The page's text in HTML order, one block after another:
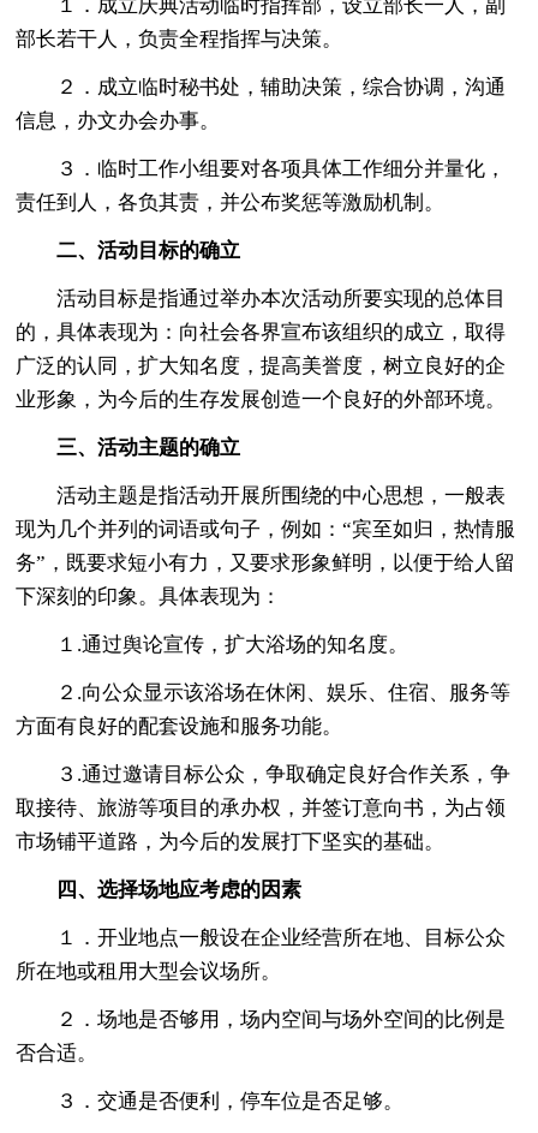
１．成立庆典活动临时指挥部，设立部长一人，副
部长若干人，负责全程指挥与决策。
２．成立临时秘书处，辅助决策，综合协调，沟通
信息，办文办会办事。
３．临时工作小组要对各项具体工作细分并量化，
责任到人，各负其责，并公布奖惩等激励机制。
二、活动目标的确立
活动目标是指通过举办本次活动所要实现的总体目
的，具体表现为：向社会各界宣布该组织的成立，取得
广泛的认同，扩大知名度，提高美誉度，树立良好的企
业形象，为今后的生存发展创造一个良好的外部环境。
三、活动主题的确立
活动主题是指活动开展所围绕的中心思想，一般表
现为几个并列的词语或句子，例如：“宾至如归，热情服
务”，既要求短小有力，又要求形象鲜明，以便于给人留
下深刻的印象。具体表现为：
１.通过舆论宣传，扩大浴场的知名度。
２.向公众显示该浴场在休闲、娱乐、住宿、服务等
方面有良好的配套设施和服务功能。
３.通过邀请目标公众，争取确定良好合作关系，争
取接待、旅游等项目的承办权，并签订意向书，为占领
市场铺平道路，为今后的发展打下坚实的基础。
四、选择场地应考虑的因素
１．开业地点一般设在企业经营所在地、目标公众
所在地或租用大型会议场所。
２．场地是否够用，场内空间与场外空间的比例是
否合适。
３．交通是否便利，停车位是否足够。